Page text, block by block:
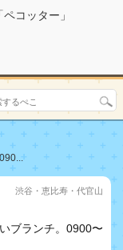
コッター」
渋谷・恵比寿・代官山
ブランチ。0900〜